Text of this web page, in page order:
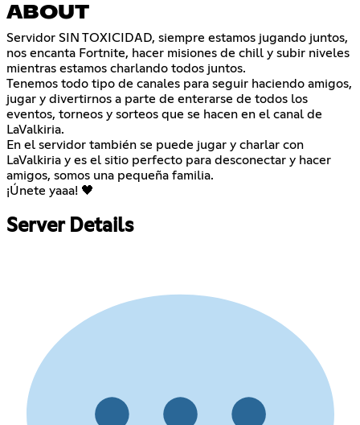
ABOUT
Servidor SIN TOXICIDAD, siempre estamos jugando juntos,
nos encanta Fortnite, hacer misiones de chill y subir niveles
mientras estamos charlando todos juntos.
Tenemos todo tipo de canales para seguir haciendo amigos,
jugar y divertirnos a parte de enterarse de todos los
eventos, torneos y sorteos que se hacen en el canal de
LaValkiria.
En el servidor también se puede jugar y charlar con
LaValkiria y es el sitio perfecto para desconectar y hacer
amigos, somos una pequeña familia.
¡Únete yaaa! 🖤
Server Details